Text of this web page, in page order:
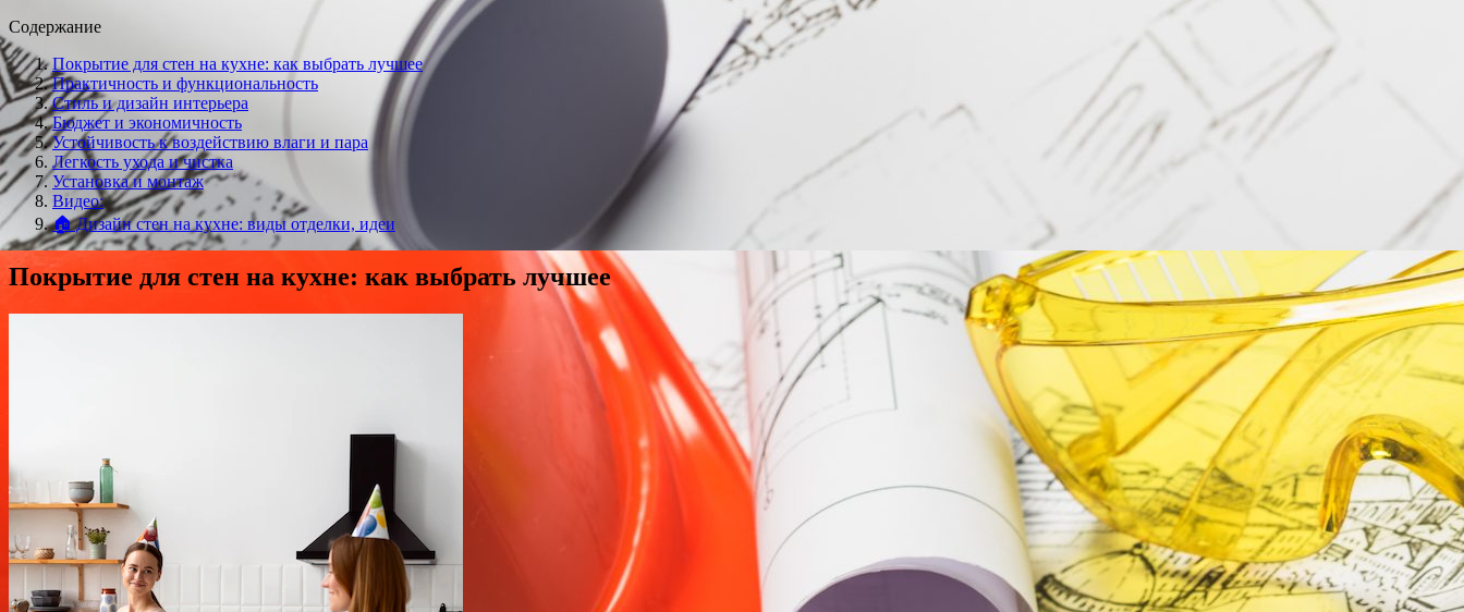
Содержание
Покрытие для стен на кухне: как выбрать лучшее
Практичность и функциональность
Стиль и дизайн интерьера
Бюджет и экономичность
Устойчивость к воздействию влаги и пара
Легкость ухода и чистка
Установка и монтаж
Видео:
🏠 Дизайн стен на кухне: виды отделки, идеи
Покрытие для стен на кухне: как выбрать лучшее